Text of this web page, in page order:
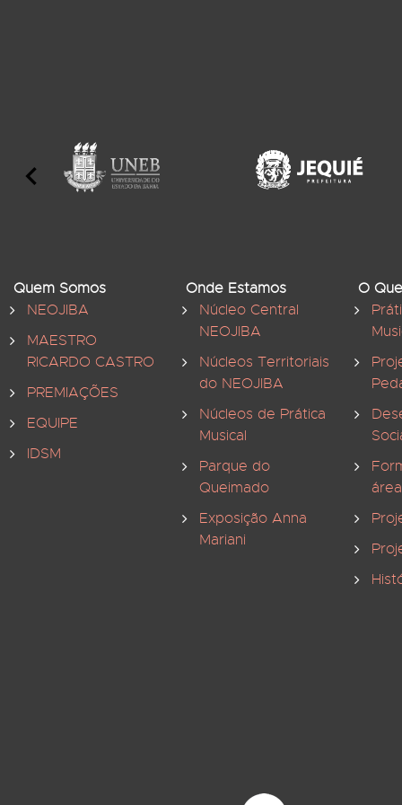
Quem Somos
NEOJIBA
MAESTRO
RICARDO CASTRO
PREMIAÇÕES
EQUIPE
IDSM
Onde Estamos
Núcleo Central
NEOJIBA
Núcleos Territoriais
do NEOJIBA
Núcleos de Prática
Musical
Parque do
Queimado
Exposição Anna
Mariani
O